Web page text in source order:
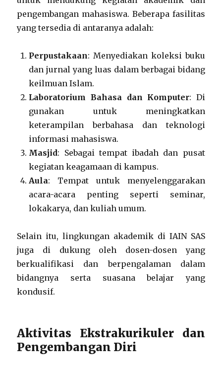
pengembangan mahasiswa. Beberapa fasilitas
yang tersedia di antaranya adalah:
Perpustakaan: Menyediakan koleksi buku
dan jurnal yang luas dalam berbagai bidang
keilmuan Islam.
Laboratorium Bahasa dan Komputer: Di
gunakan untuk meningkatkan
keterampilan berbahasa dan teknologi
informasi mahasiswa.
Masjid: Sebagai tempat ibadah dan pusat
kegiatan keagamaan di kampus.
Aula: Tempat untuk menyelenggarakan
acara-acara penting seperti seminar,
lokakarya, dan kuliah umum.
Selain itu, lingkungan akademik di IAIN SAS
juga di dukung oleh dosen-dosen yang
berkualifikasi dan berpengalaman dalam
bidangnya serta suasana belajar yang
kondusif.
Aktivitas Ekstrakurikuler dan
Pengembangan Diri